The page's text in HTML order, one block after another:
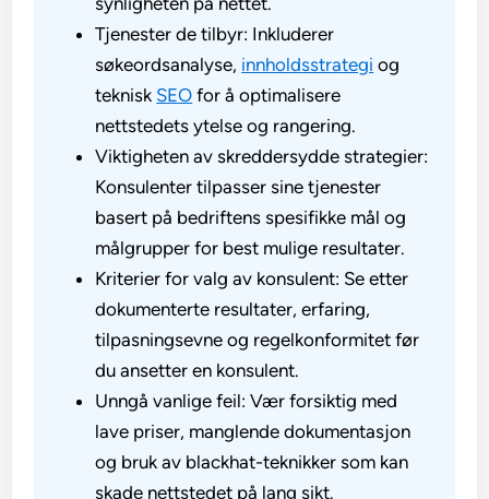
Tjenester de tilbyr: Inkluderer
søkeordsanalyse, innholdsstrategi og
teknisk SEO for å optimalisere
nettstedets ytelse og rangering.
Viktigheten av skreddersydde strategier:
Konsulenter tilpasser sine tjenester
basert på bedriftens spesifikke mål og
målgrupper for best mulige resultater.
Kriterier for valg av konsulent: Se etter
dokumenterte resultater, erfaring,
tilpasningsevne og regelkonformitet før
du ansetter en konsulent.
Unngå vanlige feil: Vær forsiktig med
lave priser, manglende dokumentasjon
og bruk av blackhat-teknikker som kan
skade nettstedet på lang sikt.